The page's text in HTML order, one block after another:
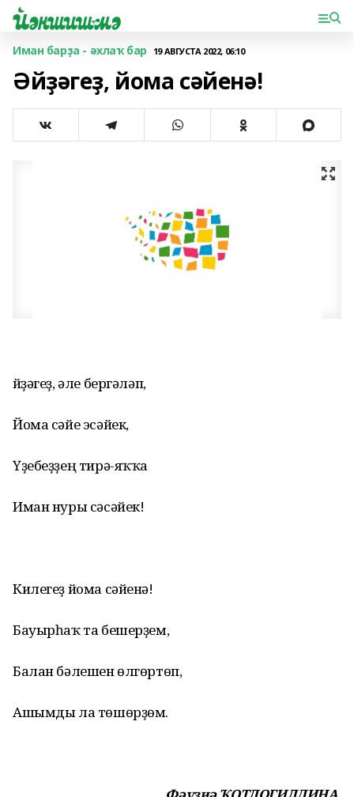
Иман барҙа - әхлаҡ бар 19 АВГУСТА 2022, 06:10
Әйҙәгеҙ, йома сәйенә!
Әйҙәгеҙ, әле бергәләп,
Йома сәйе эсәйек,
Үҙебеҙҙең тирә-яҡҡа
Иман нуры сәсәйек!
Килегеҙ йома сәйенә!
Бауырһаҡ та бешерҙем,
Балан бәлешен өлгөртөп,
Ашымды ла төшөрҙөм.